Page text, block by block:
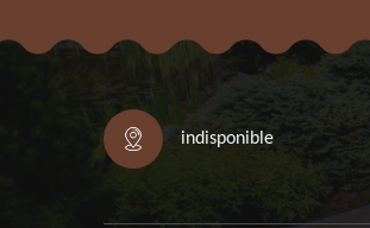
indisponible